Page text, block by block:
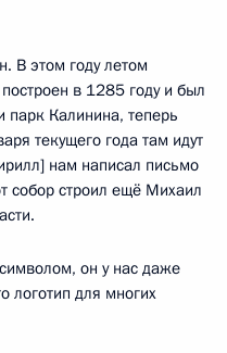
В этом году летом
в 1285 году и был
парк Калинина, теперь
текущего года там идут
нам написал письмо
собор строил ещё Михаил
он у нас даже
логотип для многих